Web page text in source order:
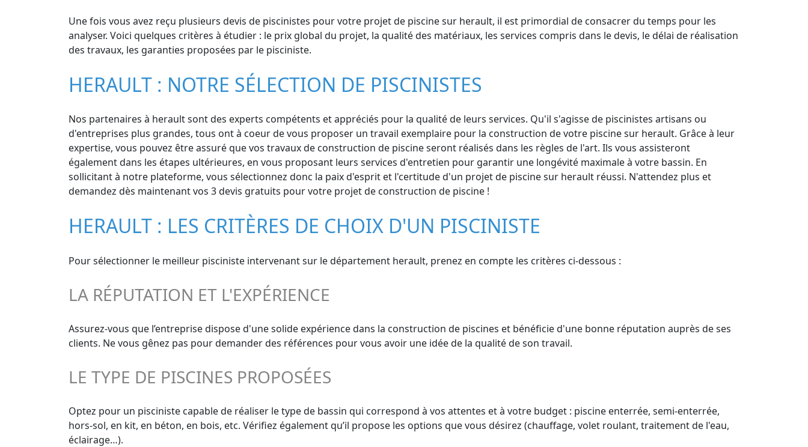
Une fois vous avez reçu plusieurs devis de piscinistes pour votre projet de piscine sur herault, il est primordial de consacrer du temps pour les
analyser. Voici quelques critères à étudier : le prix global du projet, la qualité des matériaux, les services compris dans le devis, le délai de réalisation
des travaux, les garanties proposées par le pisciniste.
HERAULT : NOTRE SÉLECTION DE PISCINISTES
Nos partenaires à herault sont des experts compétents et appréciés pour la qualité de leurs services. Qu'il s'agisse de piscinistes artisans ou
d'entreprises plus grandes, tous ont à coeur de vous proposer un travail exemplaire pour la construction de votre piscine sur herault. Grâce à leur
expertise, vous pouvez être assuré que vos travaux de construction de piscine seront réalisés dans les règles de l'art. Ils vous assisteront
également dans les étapes ultérieures, en vous proposant leurs services d'entretien pour garantir une longévité maximale à votre bassin. En
sollicitant à notre plateforme, vous sélectionnez donc la paix d'esprit et l'certitude d'un projet de piscine sur herault réussi. N'attendez plus et
demandez dès maintenant vos 3 devis gratuits pour votre projet de construction de piscine !
HERAULT : LES CRITÈRES DE CHOIX D'UN PISCINISTE
Pour sélectionner le meilleur pisciniste intervenant sur le département herault, prenez en compte les critères ci-dessous :
LA RÉPUTATION ET L'EXPÉRIENCE
Assurez-vous que l’entreprise dispose d'une solide expérience dans la construction de piscines et bénéficie d'une bonne réputation auprès de ses
clients. Ne vous gênez pas pour demander des références pour vous avoir une idée de la qualité de son travail.
LE TYPE DE PISCINES PROPOSÉES
Optez pour un pisciniste capable de réaliser le type de bassin qui correspond à vos attentes et à votre budget : piscine enterrée, semi-enterrée,
hors-sol, en kit, en béton, en bois, etc. Vérifiez également qu’il propose les options que vous désirez (chauffage, volet roulant, traitement de l'eau,
éclairage…).